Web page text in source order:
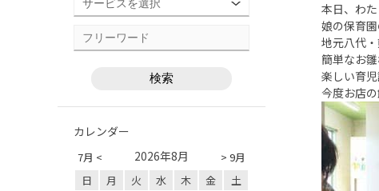
本日、わ
娘の保育
地元八代
簡単なお
楽しい育児
今度お店
カレンダー
7月 < > 9月
2026年8月
日 月 火 水 木 金
土